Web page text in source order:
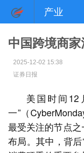
产业
中国跨境商
2025-12-02 15:38
证券日报
美国时间12
一”（
最受关注的节点
布局。其中，背